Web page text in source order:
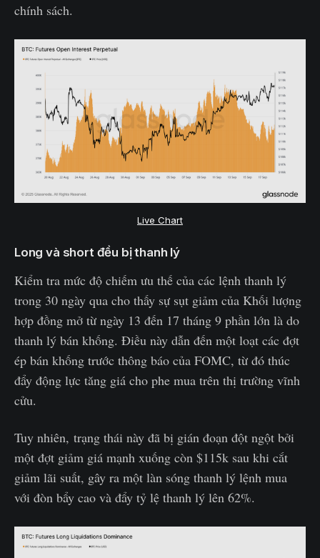
chính sách.
Live Chart
Long và short đều bị thanh lý
Kiểm tra mức độ chiếm ưu thế của các lệnh thanh lý
trong 30 ngày qua cho thấy sự sụt giảm của Khối lượng
hợp đồng mở từ ngày 13 đến 17 tháng 9 phần lớn là do
thanh lý bán khống. Điều này dẫn đến một loạt các đợt
ép bán khống trước thông báo của FOMC, từ đó thúc
đẩy động lực tăng giá cho phe mua trên thị trường vĩnh
cửu.
Tuy nhiên, trạng thái này đã bị gián đoạn đột ngột bởi
một đợt giảm giá mạnh xuống còn $115k sau khi cắt
giảm lãi suất, gây ra một làn sóng thanh lý lệnh mua
với đòn bẩy cao và đẩy tỷ lệ thanh lý lên 62%.